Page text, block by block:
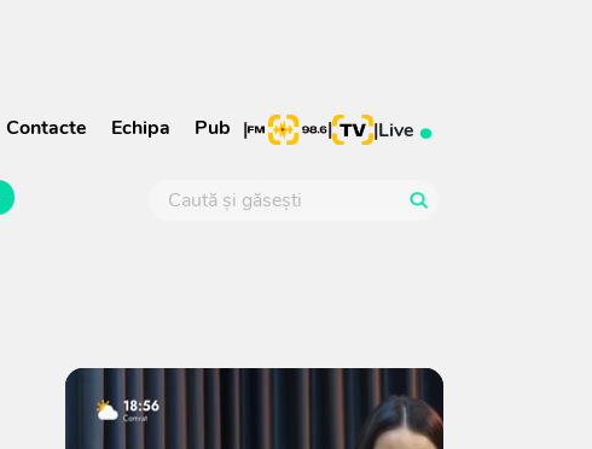
Contacte Echipa Pub | | |Live